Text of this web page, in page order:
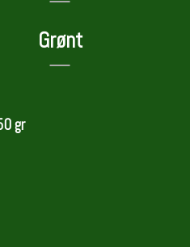
Grønt
gr